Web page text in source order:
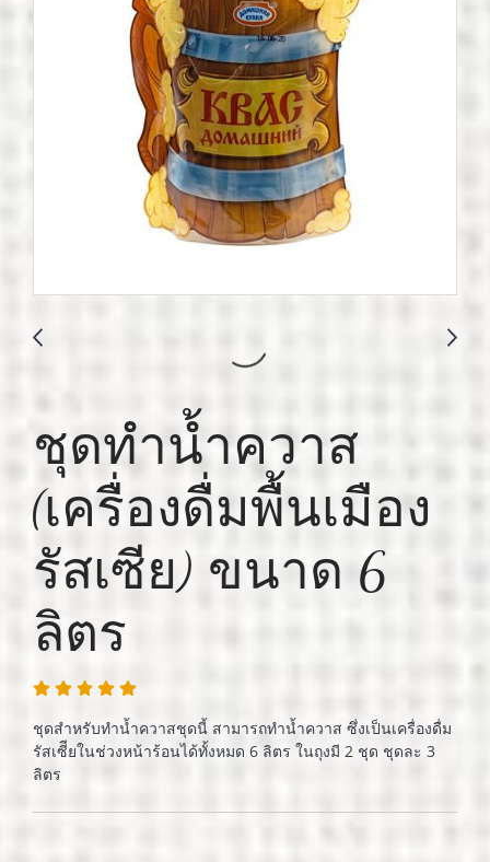
ชุดทำน้ำควาส
(เครื่องดื่มพื้นเมือง
รัสเซีย) ขนาด 6
ลิตร
ชุดสำหรับทำน้ำควาสชุดนี้ สามารถทำน้ำควาส ซึ่งเป็นเครื่องดื่ม
รัสเซีียในช่วงหน้าร้อนได้ทั้งหมด 6 ลิตร ในถุงมี 2 ชุด ชุดละ 3
ลิตร